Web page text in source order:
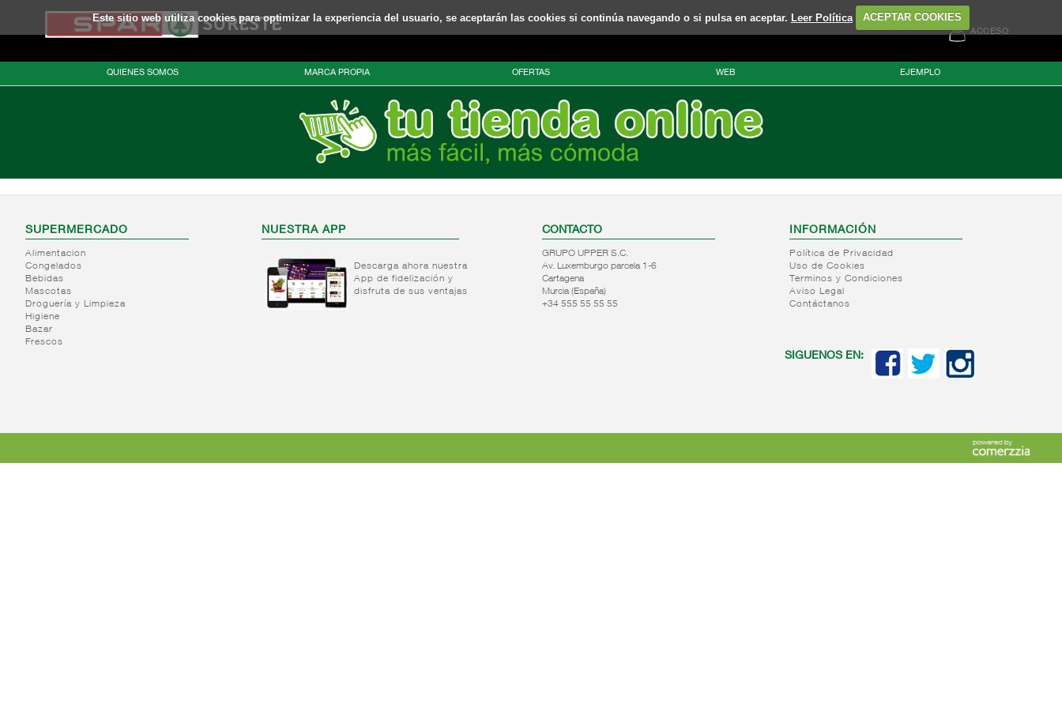
Este sitio web utiliza cookies para optimizar la experiencia del usuario, se aceptarán las cookies si continúa navegando o si pulsa en aceptar. Leer Política ACEPTAR COOKIES
ACCESO
QUIENES SOMOS MARCA PROPIA OFERTAS WEB EJEMPLO
SUPERMERCADO
Alimentacion
Congelados
Bebidas
Mascotas
Droguería y Limpieza
Higiene
Bazar
Frescos
NUESTRA APP
Descarga ahora nuestra
App de fidelización y
disfruta de sus ventajas
CONTACTO
GRUPO UPPER S.C.
Av. Luxemburgo parcela 1-6
Cartagena
Murcia (España)
+34 555 55 55 55
INFORMACIÓN
Política de Privacidad
Uso de Cookies
Terminos y Condiciones
Aviso Legal
Contáctanos
SIGUENOS EN: